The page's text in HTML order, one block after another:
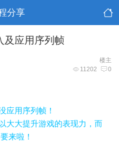
分享
及应用序列帧
楼主
11202 0
应用序列帧！
大大提升游戏的表现力，而
来啦！